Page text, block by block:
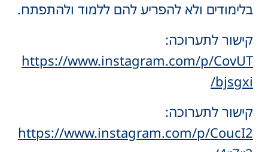
בלימודים ולא להפריע להם ללמוד ולהתפתח.
קישור לתערוכה:
https://www.instagram.com/p/CovUT
bjsgxi/
קישור לתערוכה:
https://www.instagram.com/p/CoucI2